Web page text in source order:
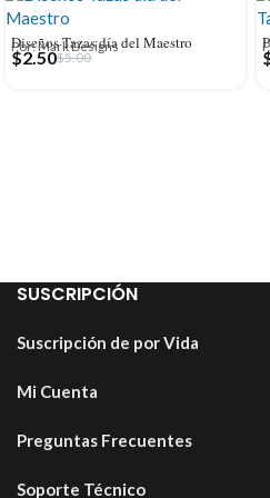
Diseños Tazas día del Maestro
Por: Mark Designs
$5.00
$2.50
SUSCRIPCIÓN
Suscripción de por Vida
Mi Cuenta
Preguntas Frecuentes
Soporte Técnico